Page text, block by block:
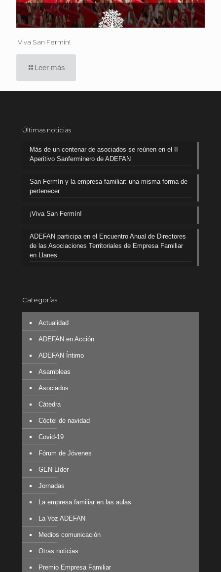
¡Viva San Fermín!
Leer más
Últimas noticias
Más de un centenar de asociados se reúnen en el II
Aperitivo Sanferminero de ADEFAN
San Fermín y la empresa familiar: una misma forma de
pertenecer
¡Viva San Fermín!
ADEFAN participa en el Encuentro Anual de Directores
de las Asociaciones Territoriales de Empresa Familiar
en Llanes
Categorías
Actualidad
ADEFAN en Acción
ADEFAN Íntimo
Asambleas
Asociados
Cátedra
Cóctel de navidad
Covid-19
Fórum de Jóvenes
GEN-Líder
Jornadas
La empresa familiar en las aulas
La Voz ADEFAN
Medios comunicación
Otras noticias
Premio Empresa Familiar